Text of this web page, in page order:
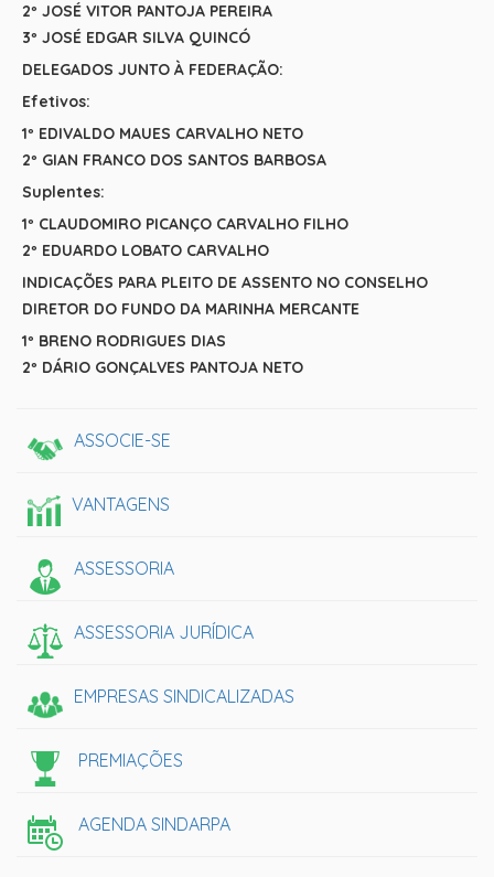
2º JOSÉ VITOR PANTOJA PEREIRA
3º JOSÉ EDGAR SILVA QUINCÓ
DELEGADOS JUNTO À FEDERAÇÃO:
Efetivos:
1º EDIVALDO MAUES CARVALHO NETO
2º GIAN FRANCO DOS SANTOS BARBOSA
Suplentes:
1º CLAUDOMIRO PICANÇO CARVALHO FILHO
2º EDUARDO LOBATO CARVALHO
INDICAÇÕES PARA PLEITO DE ASSENTO NO CONSELHO
DIRETOR DO FUNDO DA MARINHA MERCANTE
1º BRENO RODRIGUES DIAS
2º DÁRIO GONÇALVES PANTOJA NETO
ASSOCIE-SE
VANTAGENS
ASSESSORIA
ASSESSORIA JURÍDICA
EMPRESAS SINDICALIZADAS
PREMIAÇÕES
AGENDA SINDARPA